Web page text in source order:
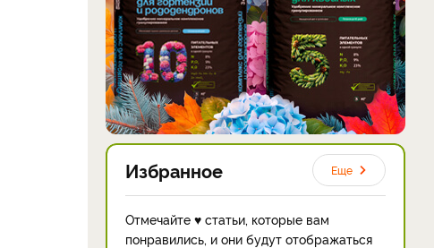
Избранное Еще
Отмечайте ♥ статьи, которые вам
понравились, и они будут отображаться